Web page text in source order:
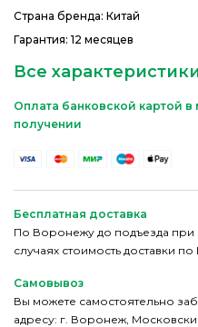
Страна бренда: Китай
Гарантия: 12 месяцев
Все
Оплата банковской картой
получении
Бесплатная доставка
По Воронежу до подъезда при
случаях стоимость доставки
Самовывоз
Вы можете самостоятельно
адресу: г. Воронеж,